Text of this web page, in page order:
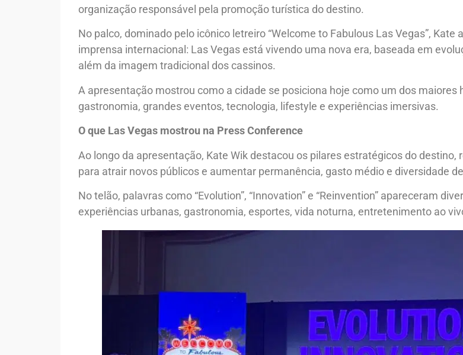
organização responsável pela promoção turística do destino.
No palco, dominado pelo icônico letreiro “Welcome to Fabulous Las Vegas”,
imprensa internacional: Las Vegas está vivendo uma nova era, baseada em
além da imagem tradicional dos cassinos.
A apresentação mostrou como a cidade se posiciona hoje como um dos
gastronomia, grandes eventos, tecnologia, lifestyle e experiências imersivas.
O que Las Vegas mostrou na Press Conference
Ao longo da apresentação, Kate Wik destacou os pilares estratégicos do
para atrair novos públicos e aumentar permanência, gasto médio e diversidade
No telão, palavras como “Evolution”, “Innovation” e “Reinvention” apareceram
experiências urbanas, gastronomia, esportes, vida noturna, entretenimento ao